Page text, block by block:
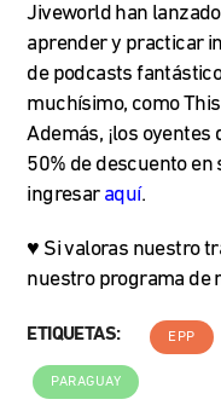
Jiveworld han
aprender y practicar
de podcasts
muchísimo, como
Además, ¡los
50% de descuento
ingresar aquí.
♥ Si valoras nuestro
nuestro programa de
ETIQUETAS: EPP
PARAGUAY